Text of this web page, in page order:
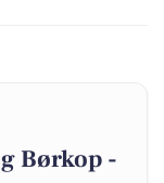
Børkop -